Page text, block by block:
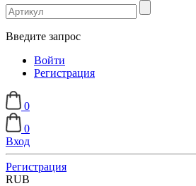
Введите запрос
Войти
Регистрация
0
0
Вход
Регистрация
RUB